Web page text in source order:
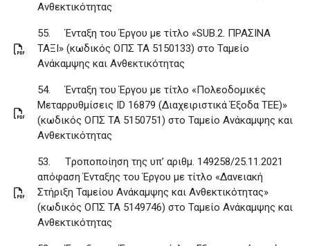
Ανθεκτικότητας
55.
Ένταξη του Έργου με τίτλο «SUB.2. ΠΡΑΣΙΝΑ
ΤΑΞΙ» (κωδικός ΟΠΣ ΤΑ 5150133) στο Ταμείο
Ανάκαμψης και Ανθεκτικότητας
54.
Ένταξη του Έργου με τίτλο «Πολεοδομικές
Μεταρρυθμίσεις ID 16879 (Διαχειριστικά Έξοδα TEE)»
(κωδικός ΟΠΣ ΤΑ 5150751) στο Ταμείο Ανάκαμψης και
Ανθεκτικότητας
53.
Tροποποίηση της υπ’ αριθμ. 149258/25.11.2021
απόφαση Ένταξης του Έργου με τίτλο «Δανειακή
Στήριξη Ταμείου Ανάκαμψης και Ανθεκτικότητας»
(κωδικός ΟΠΣ ΤΑ 5149746) στο Ταμείο Ανάκαμψης και
Ανθεκτικότητας